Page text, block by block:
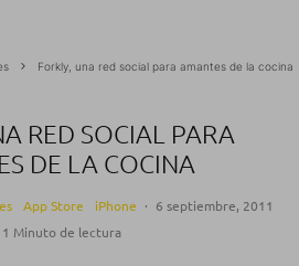
Forkly, una red social para amantes de la cocina
RED SOCIAL PARA
DE LA COCINA
App Store iPhone · 6 septiembre, 2011
1 Minuto de lectura